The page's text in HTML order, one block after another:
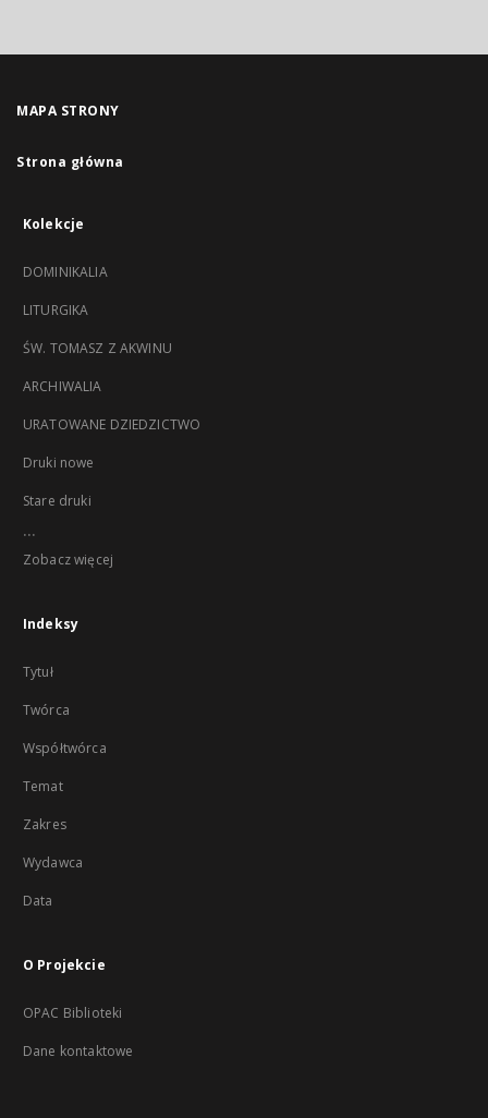
MAPA STRONY
Strona główna
Kolekcje
DOMINIKALIA
LITURGIKA
ŚW. TOMASZ Z AKWINU
ARCHIWALIA
URATOWANE DZIEDZICTWO
Druki nowe
Stare druki
...
Zobacz więcej
Indeksy
Tytuł
Twórca
Współtwórca
Temat
Zakres
Wydawca
Data
O Projekcie
OPAC Biblioteki
Dane kontaktowe